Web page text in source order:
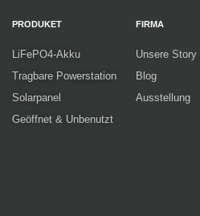
PRODUKET
LiFePO4-Akku
Tragbare Powerstation
Solarpanel
Geöffnet & Unbenutzt
FIRMA
Unsere Story
Blog
Ausstellung